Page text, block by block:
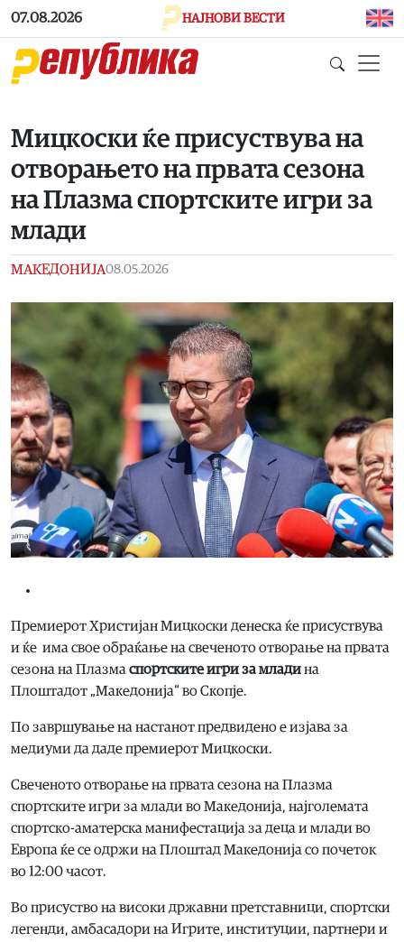
Skip to main content
07.08.2026 НАЈНОВИ ВЕСТИ
Мицкоски ќе присуствува на
отворањето на првата сезона
на Плазма спортските игри за
млади
МАКЕДОНИЈА08.05.2026
Премиерот Христијан Мицкоски денеска ќе присуствува
и ќе има свое обраќање на свеченото отворање на првата
сезона на Плазма спортските игри за младина
Плоштадот „Македонија“ во Скопје.
По завршување на настанот предвидено е изјава за
медиуми да даде премиерот Мицкоски.
Свеченото отворање на првата сезона на Плазма
спортските игри за млади во Македонија, најголемата
спортско-аматерска манифестација за деца и млади во
Европа ќе се одржи на Плоштад Македонија со почеток
во 12:00 часот.
Во присуство на високи државни претставници, спортски
легенди, амбасадори на Игрите, институции, партнери и